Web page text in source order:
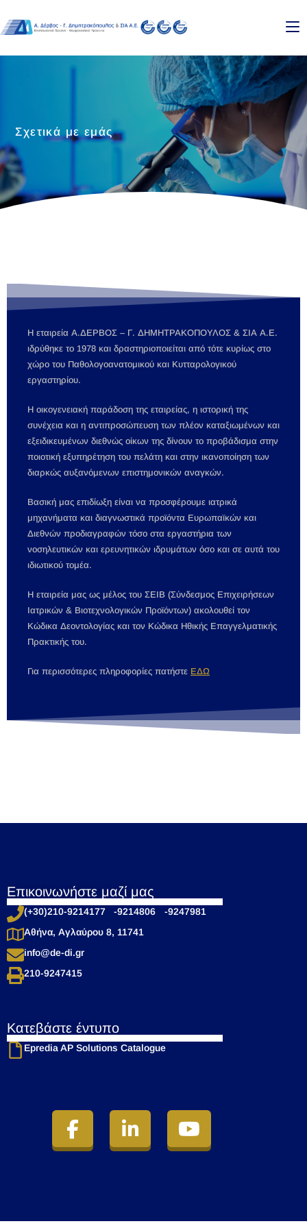
Σχετικά με εμάς
Η εταιρεία Α.ΔΕΡΒΟΣ – Γ. ΔΗΜΗΤΡΑΚΟΠΟΥΛΟΣ & ΣΙΑ Α.Ε.
ιδρύθηκε τo 1978 και δραστηριοποιείται από τότε κυρίως στο
χώρο του Παθολογοανατομικού και Κυτταρολογικού
εργαστηρίου.
Η οικογενειακή παράδοση της εταιρείας, η ιστορική της
συνέχεια και η αντιπροσώπευση των πλέον καταξιωμένων και
εξειδικευμένων διεθνώς οίκων της δίνουν το προβάδισμα στην
ποιοτική εξυπηρέτηση του πελάτη και στην ικανοποίηση των
διαρκώς αυξανόμενων επιστημονικών αναγκών.
Βασική μας επιδίωξη είναι να προσφέρουμε ιατρικά
μηχανήματα και διαγνωστικά προϊόντα Ευρωπαϊκών και
Διεθνών προδιαγραφών τόσο στα εργαστήρια των
νοσηλευτικών και ερευνητικών ιδρυμάτων όσο και σε αυτά του
ιδιωτικού τομέα.
Η εταιρεία μας ως μέλος του ΣΕΙΒ (Σύνδεσμος Επιχειρήσεων
Ιατρικών & Βιοτεχνολογικών Προϊόντων) ακολουθεί τον
Κώδικα Δεοντολογίας και τον Κώδικα Ηθικής Επαγγελματικής
Πρακτικής του.
Για περισσότερες πληροφορίες πατήστε ΕΔΩ
Επικοινωνήστε μαζί μας
(+30)210-9214177 -9214806 -9247981
Αθήνα, Αγλαύρου 8, 11741
info@de-di.gr
210-9247415
Κατεβάστε έντυπο​
Epredia AP Solutions Catalogue